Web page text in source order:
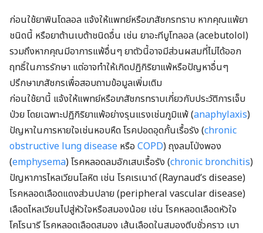
ก่อนใช้ยาพินโดลอล แจ้งให้แพทย์หรือเภสัชกรทราบ หากคุณแพ้ยา
ชนิดนี้ หรือยาต้านเบต้าชนิดอื่น เช่น ยาอะทีบูโทลอล (acebutolol)
รวมถึงหากคุณมีอาการแพ้อื่นๆ ยาตัวนี้อาจมีส่วนผสมที่ไม่ได้ออก
ฤทธิ์ในการรักษา แต่อาจทำให้เกิดปฏิกิริยาแพ้หรือปัญหาอื่นๆ
ปรึกษาเภสัชกรเพื่อสอบถามข้อมูลเพิ่มเติม
ก่อนใช้ยานี้ แจ้งให้แพทย์หรือเภสัชกรทราบเกี่ยวกับประวัติการเจ็บ
ป่วย โดยเฉพาะปฏิกิริยาแพ้อย่างรุนแรงเช่นภูมิแพ้ (anaphylaxis)
ปัญหาในการหายใจเช่นหอบหืด โรคปอดอุดกั้นเรื้อรัง (chronic
obstructive lung disease หรือ COPD) ถุงลมโป่งพอง
(emphysema) โรคหลอดลมอักเสบเรื้อรัง (chronic bronchitis)
ปัญหาการไหลเวียนโลหิต เช่น โรคเรเนาด์ (Raynaud’s disease)
โรคหลอดเลือดแดงส่วนปลาย (peripheral vascular disease)
เลือดไหลเวียนไปสู่หัวใจหรือสมองน้อย เช่น โรคหลอดเลือดหัวใจ
โคโรนารี โรคหลอดเลือดสมอง เส้นเลือดในสมองตีบชั่วคราว เบา